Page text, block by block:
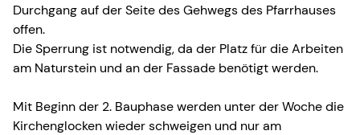
Durchgang auf der Seite des Gehwegs des Pfarrhauses
offen.
Die Sperrung ist notwendig, da der Platz für die Arbeiten
am Naturstein und an der Fassade benötigt werden.
Mit Beginn der 2. Bauphase werden unter der Woche die
Kirchenglocken wieder schweigen und nur am